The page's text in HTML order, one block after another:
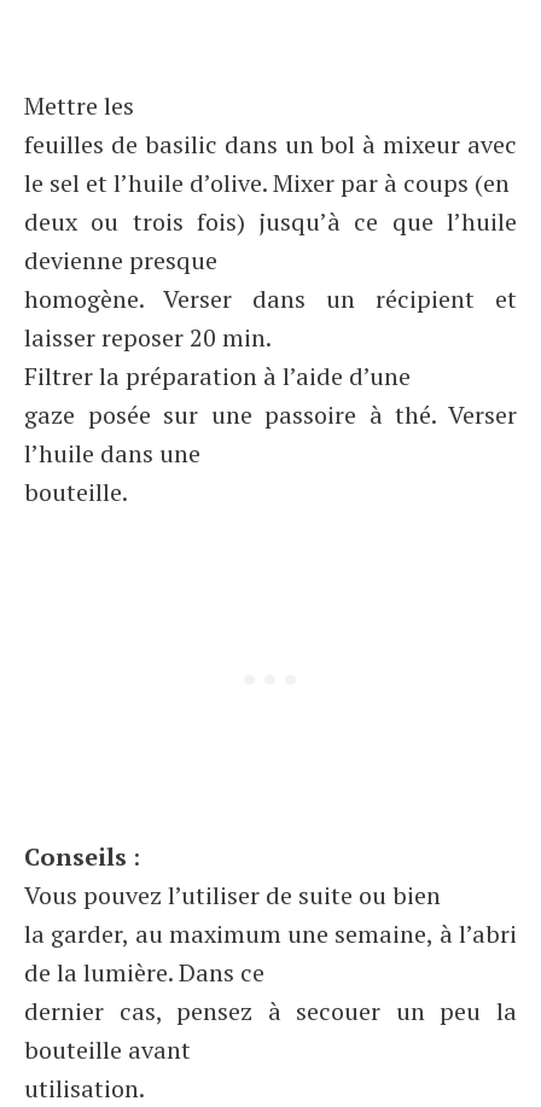
Mettre les
feuilles de basilic dans un bol à mixeur avec
le sel et l’huile d’olive. Mixer par à coups (en
deux ou trois fois) jusqu’à ce que l’huile
devienne presque
homogène. Verser dans un récipient et
laisser reposer 20 min.
Filtrer la préparation à l’aide d’une
gaze posée sur une passoire à thé. Verser
l’huile dans une
bouteille.
Conseils :
Vous pouvez l’utiliser de suite ou bien
la garder, au maximum une semaine, à l’abri
de la lumière. Dans ce
dernier cas, pensez à secouer un peu la
bouteille avant
utilisation.